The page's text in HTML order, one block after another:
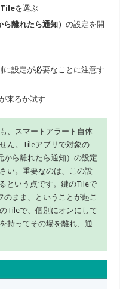
Tileを選ぶ
ら離れたら通知）の設定を開
設定が必要なことに注意す
来るか試す
、スマートアラート自体
ん。Tileアプリで対象の
から離れたら通知）の設定
い。重要なのは、この設
という点です。鍵のTileで
まま、ということが起こ
Tileで、個別にオンにして
持ってその場を離れ、通